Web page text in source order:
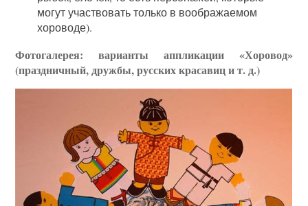
могут участвовать только в воображаемом
хороводе).
Фотогалерея: варианты аппликации «Хоровод»
(праздничный, дружбы, русских красавиц и т. д.)